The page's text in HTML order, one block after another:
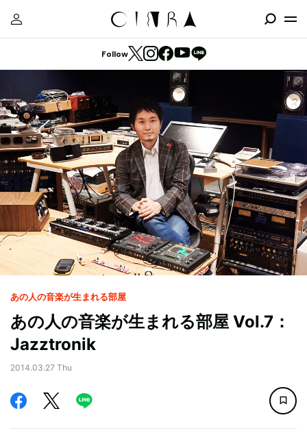
Follow
あの人の音楽が生まれる部屋
あの人の音楽が生まれる部屋 Vol.7：
Jazztronik
2014.03.27 Thu